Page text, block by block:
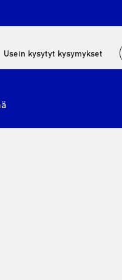
Usein kysytyt kysymykset